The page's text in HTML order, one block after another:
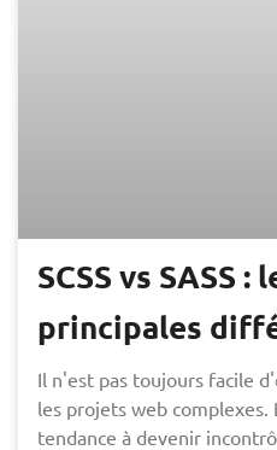
SCSS vs SASS :
principales
Il n'est pas toujours facile
les projets web
tendance à devenir